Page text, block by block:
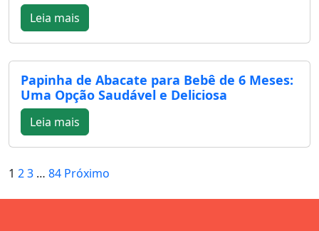
Leia mais
Papinha de Abacate para Bebê de 6 Meses:
Uma Opção Saudável e Deliciosa
Leia mais
1 23 … 84 Próximo